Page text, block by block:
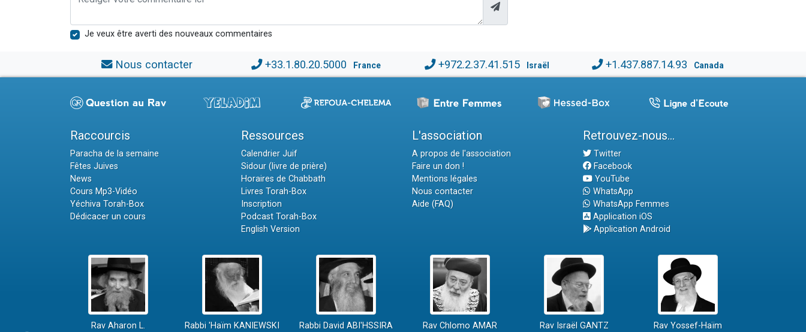
Je veux être averti des nouveaux commentaires
Nous contacter +33.1.80.20.5000 France +972.2.37.41.515 Israël +1.437.887.14.93 Canada
Raccourcis
Paracha de la semaine
Fêtes Juives
News
Cours Mp3-Vidéo
Yéchiva Torah-Box
Dédicacer un cours
Ressources
Calendrier Juif
Sidour (livre de prière)
Horaires de Chabbath
Livres Torah-Box
Inscription
Podcast Torah-Box
English Version
L'association
A propos de l'association
Faire un don !
Mentions légales
Nous contacter
Aide (FAQ)
Retrouvez-nous...
Twitter
Facebook
YouTube
WhatsApp
WhatsApp Femmes
Application iOS
Application Android
Rav Aharon L. Rabbi 'Haïm KANIEWSKI Rabbi David ABI'HSSIRA Rav Chlomo AMAR Rav Israël GANTZ Rav Yossef-Haïm